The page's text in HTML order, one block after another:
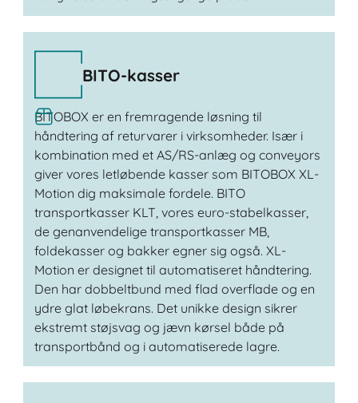
BITO-kasser
BITOBOX er en fremragende løsning til
håndtering af returvarer i virksomheder. Især i
kombination med et AS/RS-anlæg og conveyors
giver vores letløbende kasser som BITOBOX XL-
Motion dig maksimale fordele. BITO
transportkasser KLT, vores euro-stabelkasser,
de genanvendelige transportkasser MB,
foldekasser og bakker egner sig også. XL-
Motion er designet til automatiseret håndtering.
Den har dobbeltbund med flad overflade og en
ydre glat løbekrans. Det unikke design sikrer
ekstremt støjsvag og jævn kørsel både på
transportbånd og i automatiserede lagre.